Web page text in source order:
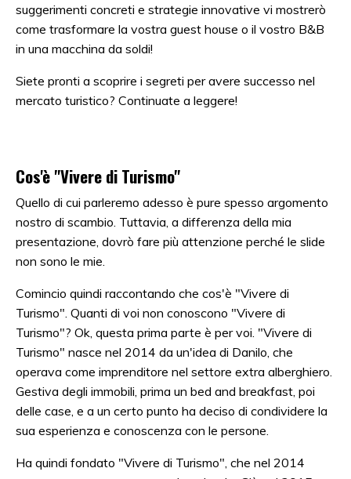
suggerimenti concreti e strategie innovative vi mostrerò
come trasformare la vostra guest house o il vostro B&B
in una macchina da soldi!
Siete pronti a scoprire i segreti per avere successo nel
mercato turistico? Continuate a leggere!
Cos'è "Vivere di Turismo"
Quello di cui parleremo adesso è pure spesso argomento
nostro di scambio. Tuttavia, a differenza della mia
presentazione, dovrò fare più attenzione perché le slide
non sono le mie.
Comincio quindi raccontando che cos'è "Vivere di
Turismo". Quanti di voi non conoscono "Vivere di
Turismo"? Ok, questa prima parte è per voi. "Vivere di
Turismo" nasce nel 2014 da un'idea di Danilo, che
operava come imprenditore nel settore extra alberghiero.
Gestiva degli immobili, prima un bed and breakfast, poi
delle case, e a un certo punto ha deciso di condividere la
sua esperienza e conoscenza con le persone.
Ha quindi fondato "Vivere di Turismo", che nel 2014